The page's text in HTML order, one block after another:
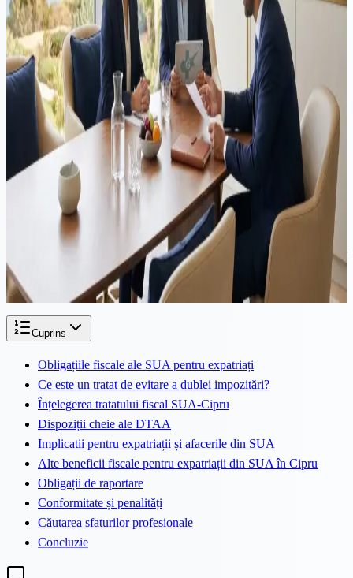
Fiecare cetățean străin care locuiește în Cipru pentru mai mult de trei
luni primește un număr ARC. Acest identificator unic — tipărit pe
documentul dumneavoastră de rezidență — este esențial pentru
activități bancare, înregistrarea fiscală, asistență medicală și viața de
zi cu zi. Iată tot ce trebuie să știți despre obținerea și utilizarea
numărului dumneavoastră ARC în Cipru.
Imigrație·14 minute de citit
Ce este GESY? Sistemul de sănătate din Cipru: eligibilitate,
costuri și înregistrare
GESY (Γενικό Σύστημα Υγείας) este sistemul universal de sănătate
din Cipru, oferind îngrijire medicală accesibilă cetățenilor, cetățenilor
UE și rezidenților eligibili. Acest ghid acoperă eligibilitatea, ratele de
contribuție, serviciile acoperite și cum să vă înregistrați.
Cuprins
Obligațiile fiscale ale SUA pentru expatriați
Ce este un tratat de evitare a dublei impozitări?
Înțelegerea tratatului fiscal SUA-Cipru
Dispoziții cheie ale DTAA
Implicatii pentru expatriații și afacerile din SUA
Alte beneficii fiscale pentru expatriații din SUA în Cipru
Obligații de raportare
Conformitate și penalități
Căutarea sfaturilor profesionale
Concluzie